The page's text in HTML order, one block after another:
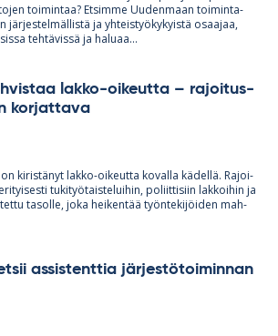
toi­min­taa? Et­simme Uu­den­maan toi­minta-
jär­jes­tel­mäl­listä ja yh­teis­työ­ky­kyistä osaa­jaa,
teh­tä­vissä ja ha­luaa...
lakko-oi­keutta – ra­joi­tus­
kor­jat­tava
ki­ris­tä­nyt lakko-oi­keutta ko­valla kä­dellä. Ra­joi­
tu­ki­työ­tais­te­lui­hin, po­liit­ti­siin lak­koi­hin ja
ta­solle, joka hei­ken­tää työn­te­ki­jöi­den mah­
as­sis­tent­tia jär­jes­tö­toi­min­nan